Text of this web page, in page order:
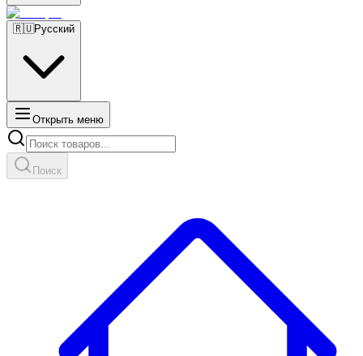
🇷🇺Русский
Открыть меню
Поиск